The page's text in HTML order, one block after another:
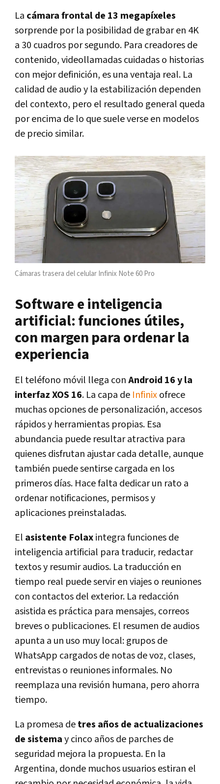
La cámara frontal de 13 megapíxeles
sorprende por la posibilidad de grabar en 4K
a 30 cuadros por segundo. Para creadores de
contenido, videollamadas cuidadas o historias
con mejor definición, es una ventaja real. La
calidad de audio y la estabilización dependen
del contexto, pero el resultado general queda
por encima de lo que suele verse en modelos
de precio similar.
Cámaras trasera del celular Infinix Note 60 Pro
Software e inteligencia
artificial: funciones útiles,
con margen para ordenar la
experiencia
El teléfono móvil llega conAndroid 16 y la
interfaz XOS 16. La capa de Infinixofrece
muchas opciones de personalización, accesos
rápidos y herramientas propias. Esa
abundancia puede resultar atractiva para
quienes disfrutan ajustar cada detalle, aunque
también puede sentirse cargada en los
primeros días. Hace falta dedicar un rato a
ordenar notificaciones, permisos y
aplicaciones preinstaladas.
El asistente Folaxintegra funciones de
inteligencia artificial para traducir, redactar
textos y resumir audios. La traducción en
tiempo real puede servir en viajes o reuniones
con contactos del exterior. La redacción
asistida es práctica para mensajes, correos
breves o publicaciones. El resumen de audios
apunta a un uso muy local: grupos de
WhatsApp cargados de notas de voz, clases,
entrevistas o reuniones informales. No
reemplaza una revisión humana, pero ahorra
tiempo.
La promesa detres años de actualizaciones
de sistemay cinco años de parches de
seguridad mejora la propuesta. En la
Argentina, donde muchos usuarios estiran el